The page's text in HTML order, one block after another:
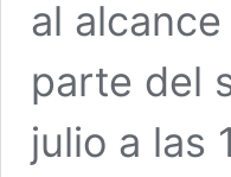
al
parte del
julio a las